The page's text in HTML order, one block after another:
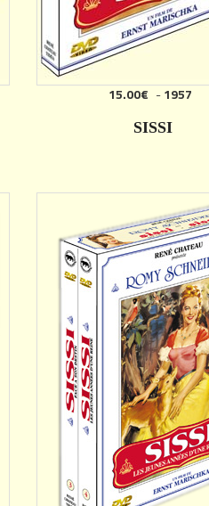
15.00€ -1957
SISSI